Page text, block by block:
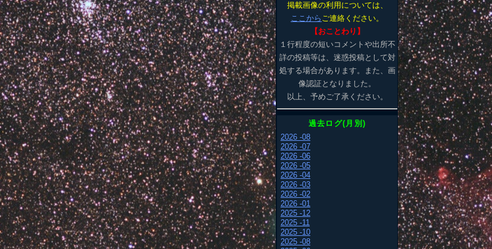
掲載画像の利用については、
ここから ご連絡ください。
【おことわり】
１行程度の短いコメントや出所不
詳の投稿等は、迷惑投稿として対
処する場合があります。また、画
像認証となりました。
以上、予めご了承ください。
過去ログ(月別)
2026 -08
2026 -07
2026 -06
2026 -05
2026 -04
2026 -03
2026 -02
2026 -01
2025 -12
2025 -11
2025 -10
2025 -08